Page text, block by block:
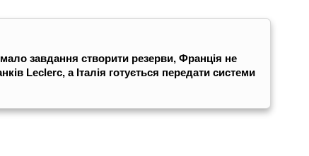
завдання створити резерви, Франція не
Leclerc, а Італія готується передати системи